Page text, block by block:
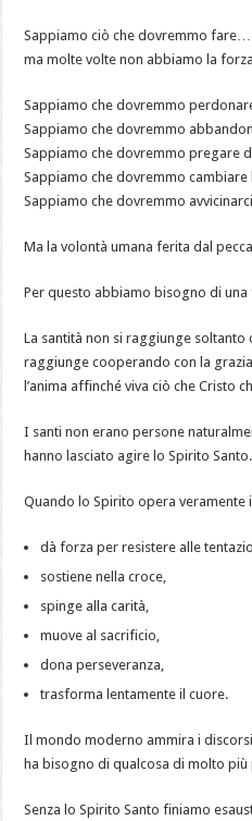
Sappiamo ciò che dovremmo fare…
ma molte volte non abbiamo la
Sappiamo che dovremmo
Sappiamo che dovremmo
Sappiamo che dovremmo pregare
Sappiamo che dovremmo
Sappiamo che dovremmo
Ma la volontà umana ferita dal
Per questo abbiamo bisogno di
La santità non si raggiunge soltanto
raggiunge cooperando con la
l’anima affinché viva ciò che Cristo
I santi non erano persone
hanno lasciato agire lo Spirito Santo.
Quando lo Spirito opera veramente
dà forza per resistere alle
sostiene nella croce,
spinge alla carità,
muove al sacrificio,
dona perseveranza,
trasforma lentamente il cuore.
Il mondo moderno ammira i
ha bisogno di qualcosa di molto
Senza lo Spirito Santo finiamo